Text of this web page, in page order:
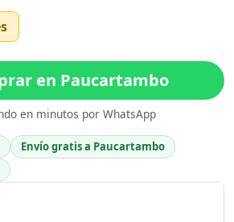
en Paucartambo
en minutos por WhatsApp
Envío gratis a Paucartambo